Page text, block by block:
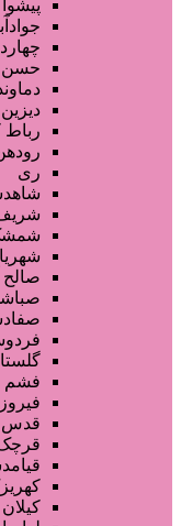
خدمات تناسب
خدمات پوست و
خدمات ویژه و
خدمات ناخن
خدمات مو
سایر خدمات
پیشوا
حسن
دیزین
رباط
ری
شریف
صالح
فشم
قدس
کیلان
صفحه اصلی
آگهی انبوه